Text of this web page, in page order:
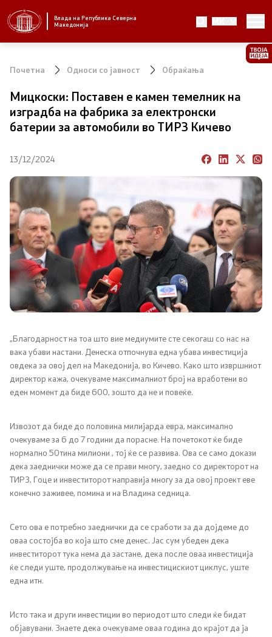
Влада на Република Северна
Македонија
MK
Стратешки приоритети и програма
Завршени планови
Национални стратегии
Влада
Претседател на Владата
Канцеларија на Претседателот на Владата
Заменици на Претседателот на Владата
Состав на Владата
Министерства
СОЗР
Комисии
Органи во состав
Национални координатори
Генерален Секретаријат
Односи со јавност
Медија центар
Почетна Односи со јавност Обраќања
Мицкоски: Поставен е камен темелник на
изградба на фабрика за електронски
батерии за автомобили во ТИРЗ Кичево
13/12/2024
„Благодарност на тоа што вие медиумите сте секогаш со нас на
вака убави настани. Денеска отпочнува една убава инвестиција
овдека за овој дел на Македонија, во Кичево. Како што извршниот
директор кажа, очекуваме максималниот број на вработени во
еден момент да биде 600, зошто да не и повеќе.
Извозот да биде до половина милијарда евра, максимално
очекуваме за 6 до 7 години да порасне. На почетокот ќе биде
нормално 50тина милиони , тој ќе се развива. Ова се само докази
дека заеднички може да се прави многу, заедно со директорот на
ТИРЗ, Гоце и инвеститорот направија многу за да овој проект еве
конечно заживее, помина и на Владина седница.
Сето ова е потребно заеднички да се сработи за да дојдеме до
оваа состојба во која што сме денес. Јас сум убеден дека
инвеститорот тука нема да застане, дека после оваа инвестиција
ќе следи уште, продолжување на инвестицискиот циклус, уште
една итн.
Исто така и други инвестиции во периодот што следи ќе бидат
објавувани. Знаете дека очекуваме оваа година до крајот да ја